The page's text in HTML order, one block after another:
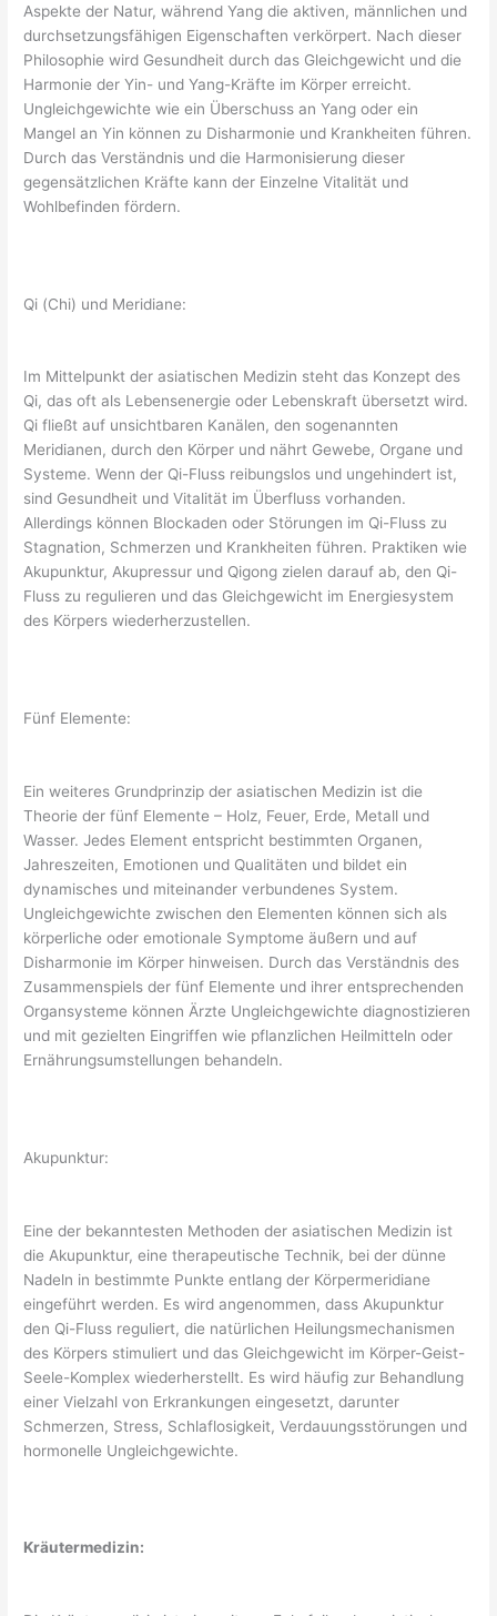
Aspekte der Natur, während Yang die aktiven, männlichen und
durchsetzungsfähigen Eigenschaften verkörpert. Nach dieser
Philosophie wird Gesundheit durch das Gleichgewicht und die
Harmonie der Yin- und Yang-Kräfte im Körper erreicht.
Ungleichgewichte wie ein Überschuss an Yang oder ein
Mangel an Yin können zu Disharmonie und Krankheiten führen.
Durch das Verständnis und die Harmonisierung dieser
gegensätzlichen Kräfte kann der Einzelne Vitalität und
Wohlbefinden fördern.
Qi (Chi) und Meridiane:
Im Mittelpunkt der asiatischen Medizin steht das Konzept des
Qi, das oft als Lebensenergie oder Lebenskraft übersetzt wird.
Qi fließt auf unsichtbaren Kanälen, den sogenannten
Meridianen, durch den Körper und nährt Gewebe, Organe und
Systeme. Wenn der Qi-Fluss reibungslos und ungehindert ist,
sind Gesundheit und Vitalität im Überfluss vorhanden.
Allerdings können Blockaden oder Störungen im Qi-Fluss zu
Stagnation, Schmerzen und Krankheiten führen. Praktiken wie
Akupunktur, Akupressur und Qigong zielen darauf ab, den Qi-
Fluss zu regulieren und das Gleichgewicht im Energiesystem
des Körpers wiederherzustellen.
Fünf Elemente:
Ein weiteres Grundprinzip der asiatischen Medizin ist die
Theorie der fünf Elemente – Holz, Feuer, Erde, Metall und
Wasser. Jedes Element entspricht bestimmten Organen,
Jahreszeiten, Emotionen und Qualitäten und bildet ein
dynamisches und miteinander verbundenes System.
Ungleichgewichte zwischen den Elementen können sich als
körperliche oder emotionale Symptome äußern und auf
Disharmonie im Körper hinweisen. Durch das Verständnis des
Zusammenspiels der fünf Elemente und ihrer entsprechenden
Organsysteme können Ärzte Ungleichgewichte diagnostizieren
und mit gezielten Eingriffen wie pflanzlichen Heilmitteln oder
Ernährungsumstellungen behandeln.
Akupunktur:
Eine der bekanntesten Methoden der asiatischen Medizin ist
die Akupunktur, eine therapeutische Technik, bei der dünne
Nadeln in bestimmte Punkte entlang der Körpermeridiane
eingeführt werden. Es wird angenommen, dass Akupunktur
den Qi-Fluss reguliert, die natürlichen Heilungsmechanismen
des Körpers stimuliert und das Gleichgewicht im Körper-Geist-
Seele-Komplex wiederherstellt. Es wird häufig zur Behandlung
einer Vielzahl von Erkrankungen eingesetzt, darunter
Schmerzen, Stress, Schlaflosigkeit, Verdauungsstörungen und
hormonelle Ungleichgewichte.
Kräutermedizin: